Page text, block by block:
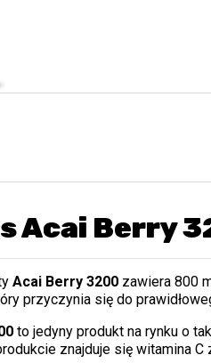
Acai Berry
Acai Berry 3200 zawiera 800
przyczynia się do
to jedyny produkt na rynku o
znajduje się witamina C